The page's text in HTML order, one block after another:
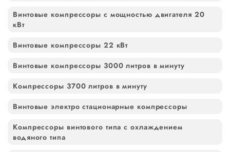
Винтовые компрессоры с мощностью двигателя 20
кВт
Винтовые компрессоры 22 кВт
Винтовые компрессоры 3000 литров в минуту
Компрессоры 3700 литров в минуту
Винтовые электро стационарные компрессоры
Компрессоры винтового типа с охлаждением
водяного типа